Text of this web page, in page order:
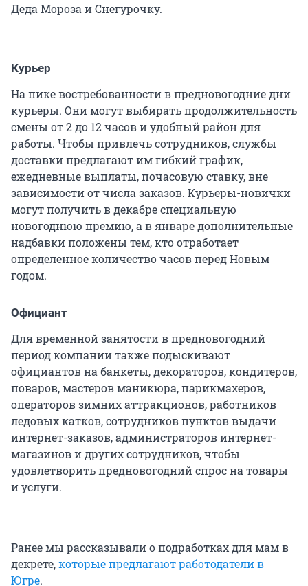
Деда Мороза и Снегурочку.
Курьер
На пике востребованности в предновогодние дни
курьеры. Они могут выбирать продолжительность
смены от 2 до 12 часов и удобный район для
работы. Чтобы привлечь сотрудников, службы
доставки предлагают им гибкий график,
ежедневные выплаты, почасовую ставку, вне
зависимости от числа заказов. Курьеры-новички
могут получить в декабре специальную
новогоднюю премию, а в январе дополнительные
надбавки положены тем, кто отработает
определенное количество часов перед Новым
годом.
Официант
Для временной занятости в предновогодний
период компании также подыскивают
официантов на банкеты, декораторов, кондитеров,
поваров, мастеров маникюра, парикмахеров,
операторов зимних аттракционов, работников
ледовых катков, сотрудников пунктов выдачи
интернет-заказов, администраторов интернет-
магазинов и других сотрудников, чтобы
удовлетворить предновогодний спрос на товары
и услуги.
Ранее мы рассказывали о подработках для мам в
декрете,которые предлагают работодатели в
Югре.